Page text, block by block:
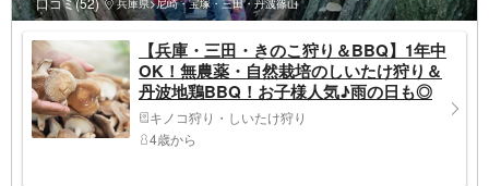
兵庫県>尼崎・宝塚・三田・丹波篠山
【兵庫・三田・きのこ狩り＆BBQ】1年中
OK！無農薬・自然栽培のしいたけ狩り＆
丹波地鶏BBQ！お子様人気♪雨の日も◎
キノコ狩り・しいたけ狩り
4歳から